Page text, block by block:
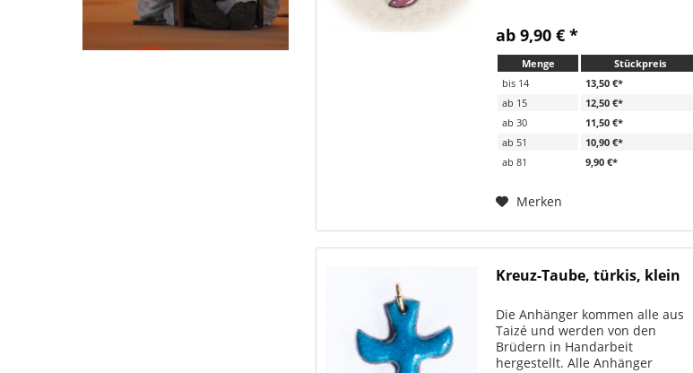
beliebt als Geschenk zur Firmung,
Konfirmation, Erstkommunion
oder Taufe. zwei...
ab 9,90 € *
Menge
Stückpreis
bis 14
13,50 €*
ab 15
12,50 €*
ab 30
11,50 €*
ab 51
10,90 €*
ab 81 9,90 €*
Merken
Kreuz-Taube, türkis, klein
Die Anhänger kommen alle aus
Taizé und werden von den
Brüdern in Handarbeit
hergestellt. Alle Anhänger